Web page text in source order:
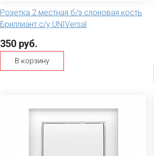
Розетка 2 местная б/з слоновая кость
Бриллиант с/у UNIVersal
350 руб.
В корзину